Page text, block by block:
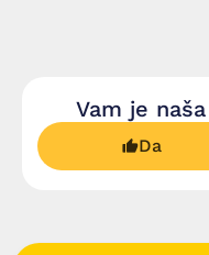
Vam je
Da